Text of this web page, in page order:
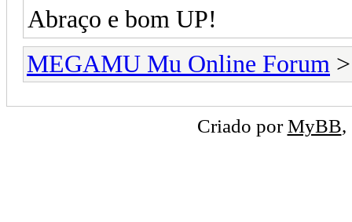
Abraço e bom UP!
MEGAMU Mu Online Forum
Criado porMyBB,